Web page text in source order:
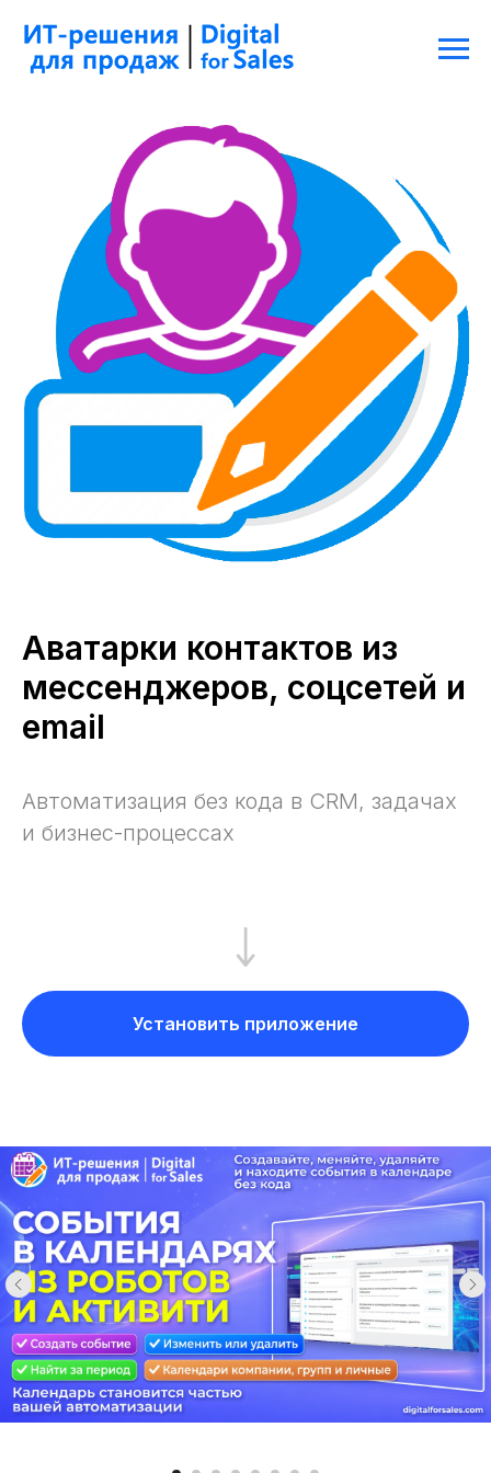
Аватарки контактов из
мессенджеров, соцсетей и
email
Автоматизация без кода в CRM, задачах
и бизнес-процессах
Установить приложение